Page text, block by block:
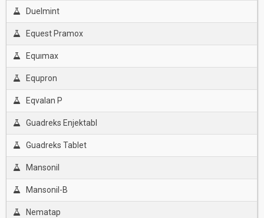
Duelmint
Equest Pramox
Equımax
Equpron
Eqvalan P
Guadreks Enjektabl
Guadreks Tablet
Mansonil
Mansonil-B
Nematap